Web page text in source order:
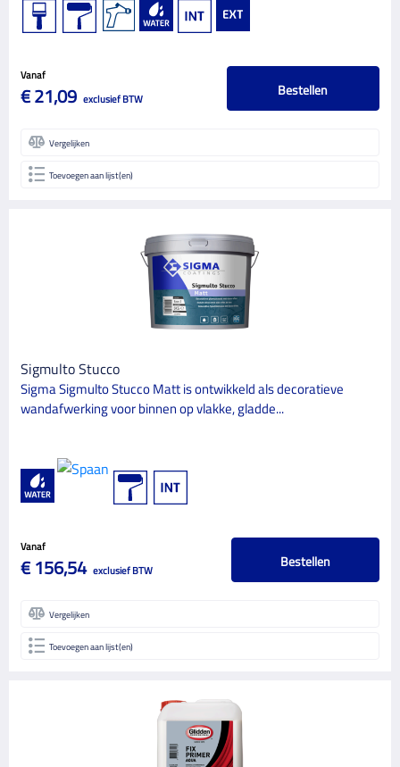
Vanaf
€ 21,09 exclusief BTW Bestellen
Vergelijken
Toevoegen aan lijst(en)
Sigmulto Stucco
Sigma Sigmulto Stucco Matt is ontwikkeld als decoratieve
wandafwerking voor binnen op vlakke, gladde...
Vanaf
€ 156,54 exclusief BTW Bestellen
Vergelijken
Toevoegen aan lijst(en)